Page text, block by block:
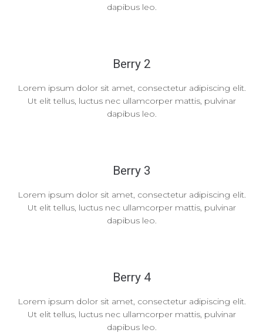
dapibus leo.
Berry 2
Lorem ipsum dolor sit amet, consectetur adipiscing elit.
Ut elit tellus, luctus nec ullamcorper mattis, pulvinar
dapibus leo.
Berry 3
Lorem ipsum dolor sit amet, consectetur adipiscing elit.
Ut elit tellus, luctus nec ullamcorper mattis, pulvinar
dapibus leo.
Berry 4
Lorem ipsum dolor sit amet, consectetur adipiscing elit.
Ut elit tellus, luctus nec ullamcorper mattis, pulvinar
dapibus leo.